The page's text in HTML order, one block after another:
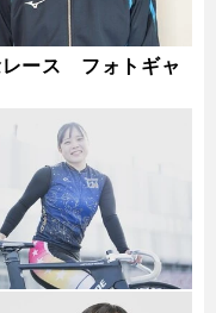
ース フォトギャ